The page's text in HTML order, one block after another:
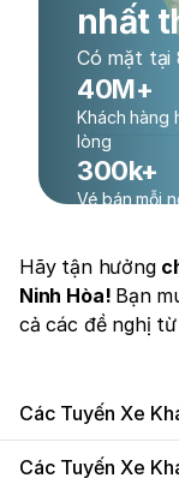
nhất
Có mặt tại
40M+
Khách hàng
lòng
300k+
Vé bán mỗi
Hãy tận hưởng
Ninh Hòa! Bạn
cả các đề nghị từ
Các Tuyến Xe
Các Tuyến Xe